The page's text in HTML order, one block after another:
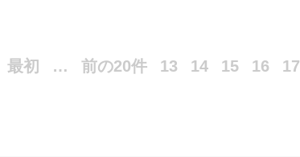
最初 … 前の20件 13 14 15 16 17